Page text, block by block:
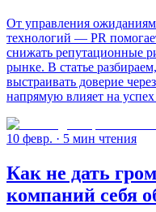
От управления
технологий — PR
снижать репутационные
рынке. В статье
выстраивать доверие
напрямую влияет на успех
10 февр. · 5 мин чтения
Как не дать
компаний себя